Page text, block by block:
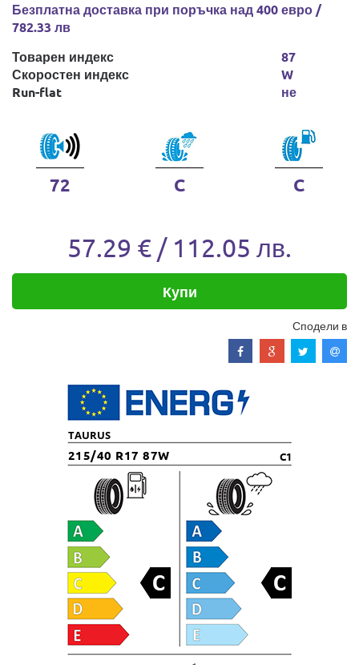
Безплатна доставка при поръчка над 400 евро /
782.33 лв
Товарен индекс
Скоростен индекс
Run-flat
87
W
не
72 C C
57.29 € / 112.05 лв.
Купи
Сподели в
TAURUS
215/40 R17 87W C1